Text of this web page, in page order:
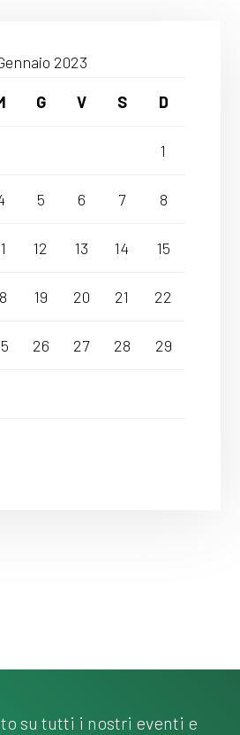
2023
G V S D
1
5 6 7 8
12 13 14 15
19 20 21 22
26 27 28 29
su tutti i nostri eventi e